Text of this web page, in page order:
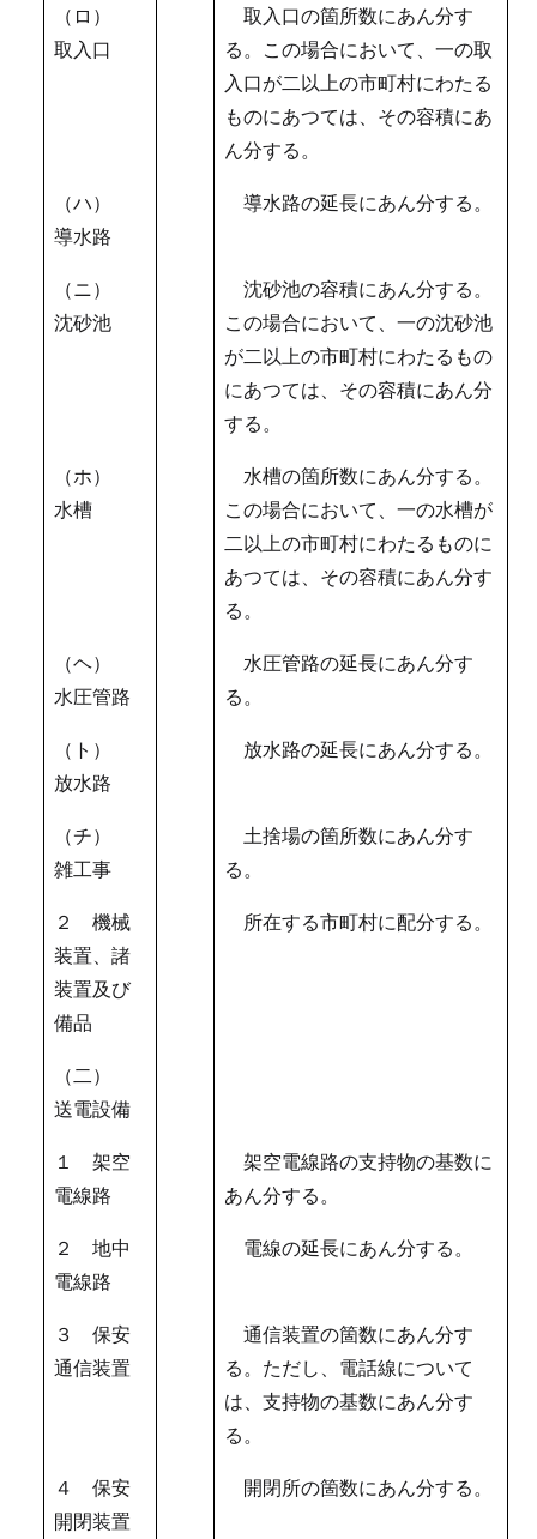
（ロ）
取入口
取入口の箇所数にあん分す
る。この場合において、一の取
入口が二以上の市町村にわたる
ものにあつては、その容積にあ
ん分する。
（ハ）
導水路
導水路の延長にあん分する。
（ニ）
沈砂池
沈砂池の容積にあん分する。
この場合において、一の沈砂池
が二以上の市町村にわたるもの
にあつては、その容積にあん分
する。
（ホ）
水槽
水槽の箇所数にあん分する。
この場合において、一の水槽が
二以上の市町村にわたるものに
あつては、その容積にあん分す
る。
（ヘ）
水圧管路
水圧管路の延長にあん分す
る。
（ト）
放水路
放水路の延長にあん分する。
（チ）
雑工事
土捨場の箇所数にあん分す
る。
２ 機械
装置、諸
装置及び
備品
所在する市町村に配分する。
（二）
送電設備
１ 架空
電線路
架空電線路の支持物の基数に
あん分する。
２ 地中
電線路
電線の延長にあん分する。
３ 保安
通信装置
通信装置の箇数にあん分す
る。ただし、電話線について
は、支持物の基数にあん分す
る。
４ 保安
開閉装置
開閉所の箇数にあん分する。